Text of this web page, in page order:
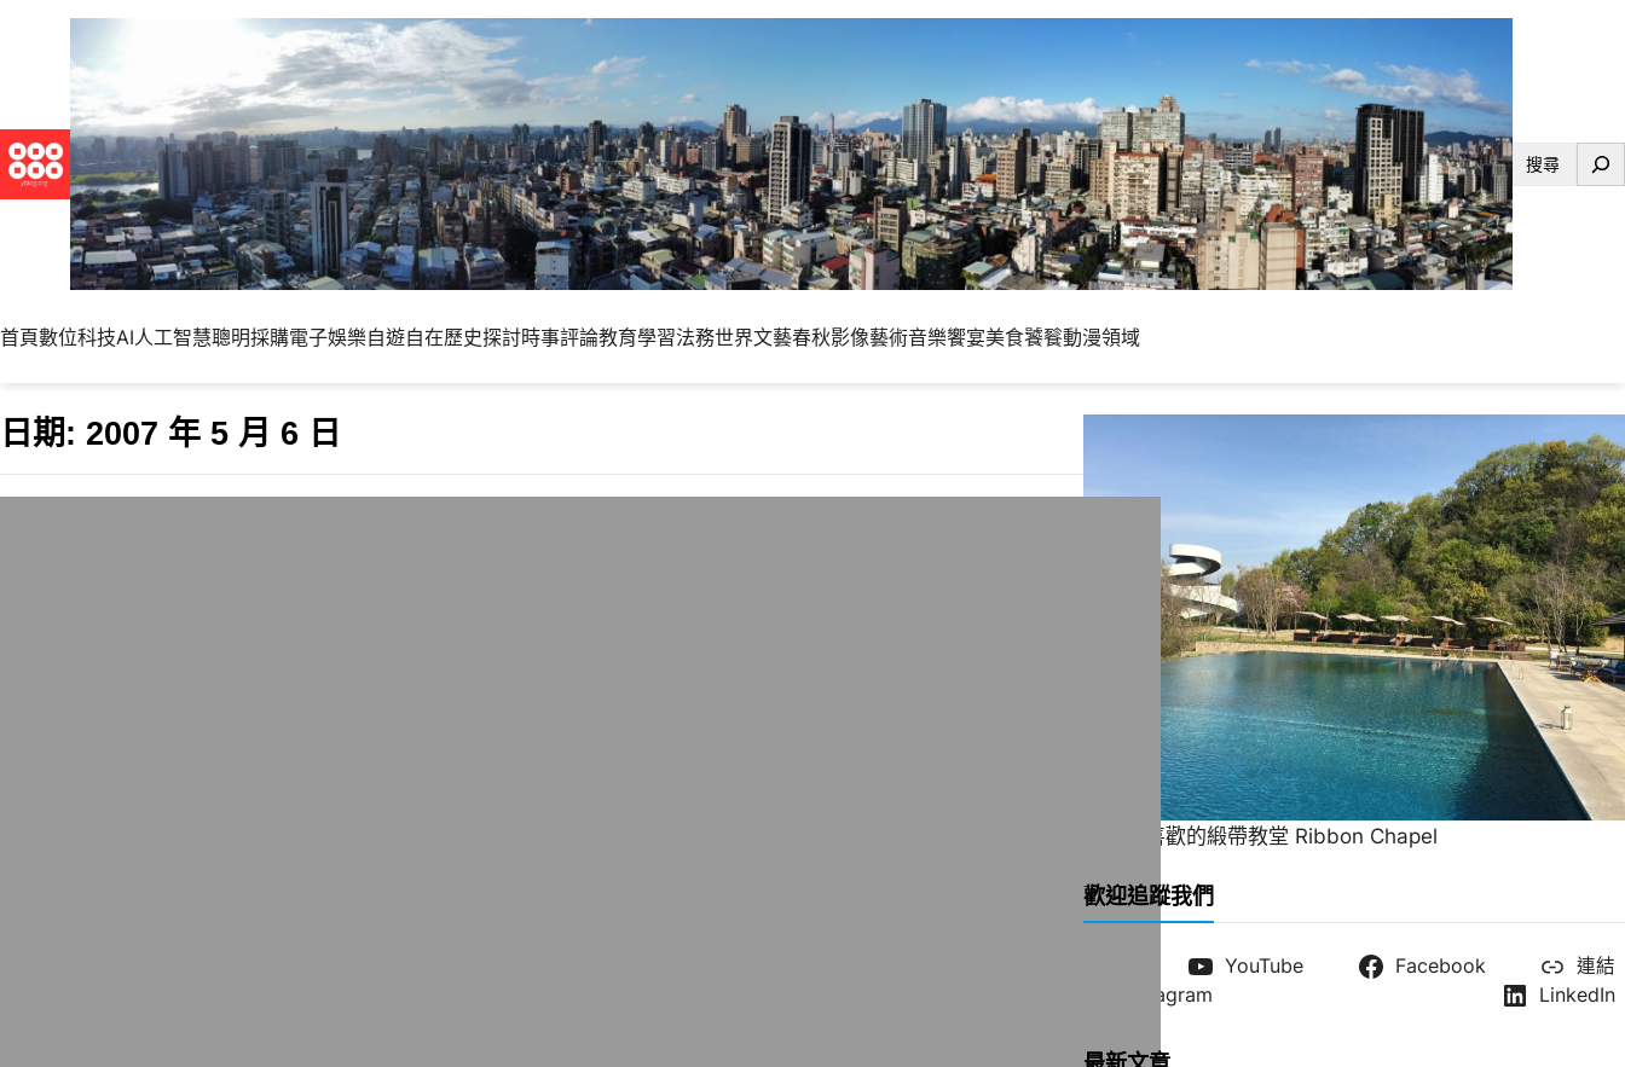
搜
首頁數位科技AI人工智慧聰明採購電子娛樂自遊自在歷史探討時事評論教育學習法務世界文藝春秋影像藝術音樂饗宴美食饕餮動漫領域
日期: 2007 年 5 月 6 日
一直很喜歡的緞帶教堂 Ribbon Chapel
歡迎追蹤我們
YouTube Facebook
連結
Instagram
LinkedIn